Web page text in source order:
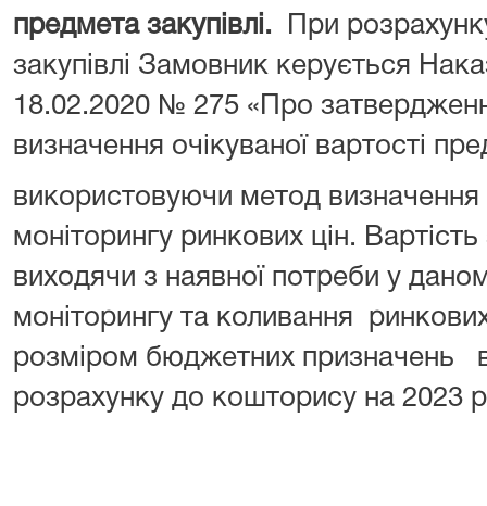
предмета закупівлі.
При
закупівлі Замовник керується
18.02.2020 № 275 «Про
визначення очікуваної вартості
використовуючи метод визначення
моніторингу ринкових цін.
виходячи з наявної потреби у
моніторингу та коливання
розміром бюджетних призначень
розрахунку до кошторису на 2023